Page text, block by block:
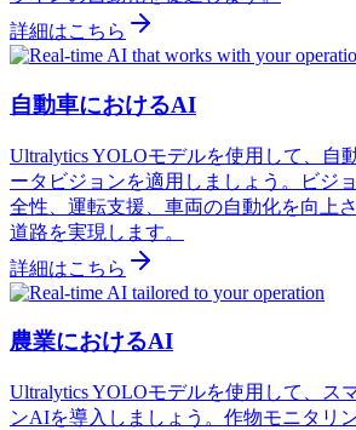
詳細はこちら
自動車におけるAI
Ultralytics YOLOモデルを使用して、自
ータビジョンを適用しましょう。ビジ
全性、運転支援、車両の自動化を向上
道路を実現します。
詳細はこちら
農業におけるAI
Ultralytics YOLOモデルを使用して、ス
ンAIを導入しましょう。作物モニタリ